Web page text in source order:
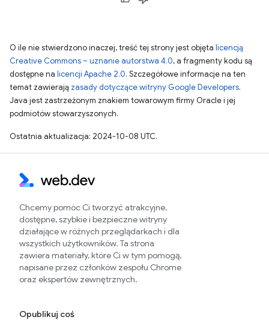
O ile nie stwierdzono inaczej, treść tej strony jest objęta licencją
Creative Commons – uznanie autorstwa 4.0, a fragmenty kodu są
dostępne na licencji Apache 2.0. Szczegółowe informacje na ten
temat zawierają zasady dotyczące witryny Google Developers.
Java jest zastrzeżonym znakiem towarowym firmy Oracle i jej
podmiotów stowarzyszonych.
Ostatnia aktualizacja: 2024-10-08 UTC.
Chcemy pomóc Ci tworzyć atrakcyjne,
dostępne, szybkie i bezpieczne witryny
działające w różnych przeglądarkach i dla
wszystkich użytkowników. Ta strona
zawiera materiały, które Ci w tym pomogą,
napisane przez członków zespołu Chrome
oraz ekspertów zewnętrznych.
Opublikuj coś